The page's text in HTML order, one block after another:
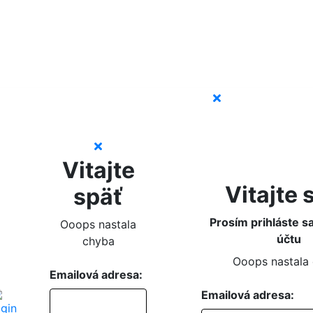
Vitajte
späť
Ooops nastala
chyba
Emailová adresa:
Vitajte
Prosím prihláste
účtu
Ooops nastala
Emailová adresa: